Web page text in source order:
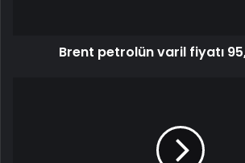
Brent petrolün varil fiyatı